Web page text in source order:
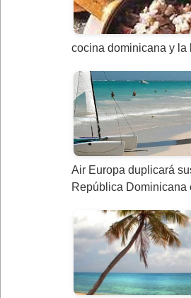
cocina dominicana y la
Air Europa duplicará
República Dominicana